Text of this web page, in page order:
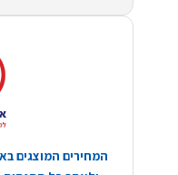
המחירים המוצגים